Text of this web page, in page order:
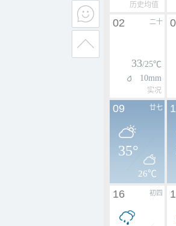
历史均值
二十
02
33/25℃
10mm
实况
廿七
09
35°
26℃
初四
16